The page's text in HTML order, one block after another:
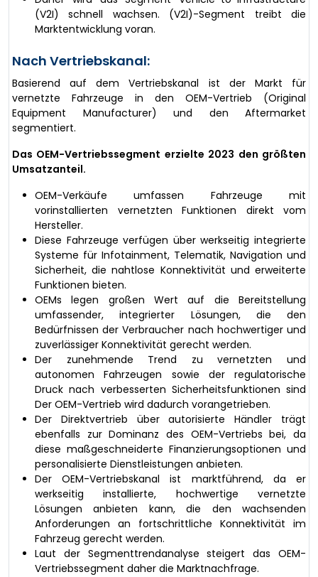
(V2I) schnell wachsen. (V2I)-Segment treibt die
Marktentwicklung voran.
Nach Vertriebskanal:
Basierend auf dem Vertriebskanal ist der Markt für
vernetzte Fahrzeuge in den OEM-Vertrieb (Original
Equipment Manufacturer) und den Aftermarket
segmentiert.
Das OEM-Vertriebssegment erzielte 2023 den größten
Umsatzanteil.
OEM-Verkäufe umfassen Fahrzeuge mit
vorinstallierten vernetzten Funktionen direkt vom
Hersteller.
Diese Fahrzeuge verfügen über werkseitig integrierte
Systeme für Infotainment, Telematik, Navigation und
Sicherheit, die nahtlose Konnektivität und erweiterte
Funktionen bieten.
OEMs legen großen Wert auf die Bereitstellung
umfassender, integrierter Lösungen, die den
Bedürfnissen der Verbraucher nach hochwertiger und
zuverlässiger Konnektivität gerecht werden.
Der zunehmende Trend zu vernetzten und
autonomen Fahrzeugen sowie der regulatorische
Druck nach verbesserten Sicherheitsfunktionen sind
Der OEM-Vertrieb wird dadurch vorangetrieben.
Der Direktvertrieb über autorisierte Händler trägt
ebenfalls zur Dominanz des OEM-Vertriebs bei, da
diese maßgeschneiderte Finanzierungsoptionen und
personalisierte Dienstleistungen anbieten.
Der OEM-Vertriebskanal ist marktführend, da er
werkseitig installierte, hochwertige vernetzte
Lösungen anbieten kann, die den wachsenden
Anforderungen an fortschrittliche Konnektivität im
Fahrzeug gerecht werden.
Laut der Segmenttrendanalyse steigert das OEM-
Vertriebssegment daher die Marktnachfrage.